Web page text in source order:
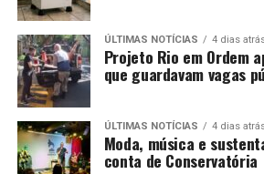
ÚLTIMAS NOTÍCIAS 4 dias
Projeto Rio em Ordem
que guardavam vagas
ÚLTIMAS NOTÍCIAS 4 dias
Moda, música e
conta de Conservatória